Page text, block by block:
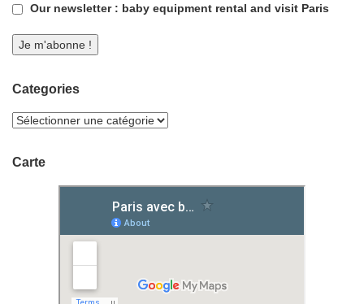
Our newsletter : baby equipment rental and visit Paris
Categories
Carte